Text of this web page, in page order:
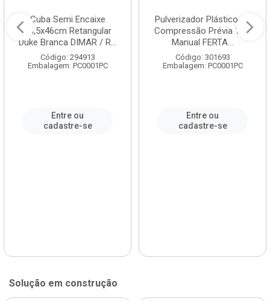
Cuba Semi Encaixe
58,5x46cm Retangular
Duke Branca DIMAR / R...
Código: 294913
Embalagem: PC0001PC
Entre ou
cadastre-se
Pulverizador Plástico de
Compressão Prévia 1,5L
Manual FERTA...
Código: 301693
Embalagem: PC0001PC
Entre ou
cadastre-se
Solução em construção